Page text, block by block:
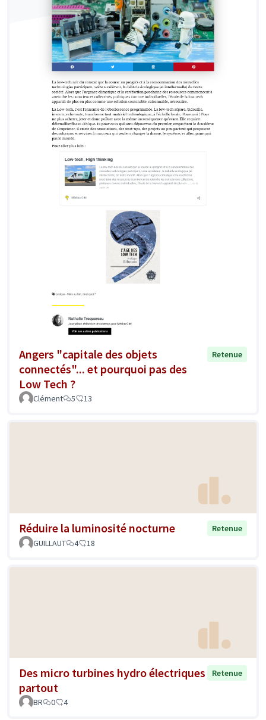
Angers "capitale des objets
connectés"... et pourquoi pas des
Low Tech ?
Retenue
Clément 5 13
Réduire la luminosité nocturne
Retenue
GUILLAUT
4 18
Des micro turbines hydro électriques
partout
Retenue
BR 0 4